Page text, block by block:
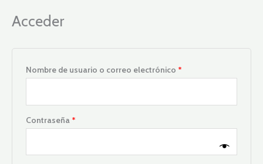
Acceder
Nombre de usuario o correo electrónico *
Contraseña *